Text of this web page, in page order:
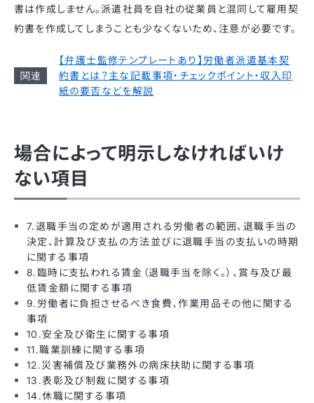
書は作成しません。派遣社員を自社の従業員と混同して雇用契
約書を作成してしまうことも少なくないため、注意が必要です。
【弁護士監修テンプレートあり】労働者派遣基本契
約書とは？主な記載事項・チェックポイント・収入印
紙の要否などを解説
場合によって明示しなければいけ
ない項目
7.退職手当の定めが適用される労働者の範囲、退職手当の
決定、計算及び支払の方法並びに退職手当の支払いの時期
に関する事項
8.臨時に支払われる賃金（退職手当を除く。）、賞与及び最
低賃金額に関する事項
9.労働者に負担させるべき食費、作業用品その他に関する
事項
10.安全及び衛生に関する事項
11.職業訓練に関する事項
12.災害補償及び業務外の病床扶助に関する事項
13.表彰及び制裁に関する事項
14.休職に関する事項